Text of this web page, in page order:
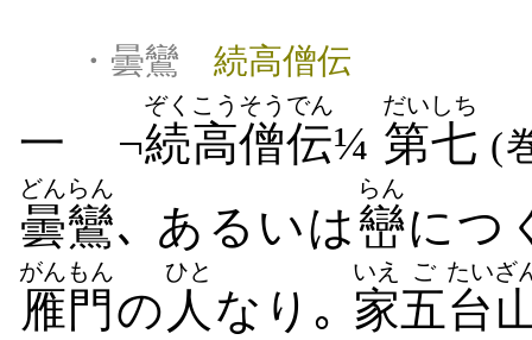
・曇鸞 続高僧伝
一 ¬続
ぞく
高僧
こうそう
伝
でん
¼ 第七
だいしち
(
曇鸞
どんらん
､ あるいは巒
らん
につ
雁門
がんもん
の 人
ひと
なり｡ 家
いえ
五
ご
台
たいざ